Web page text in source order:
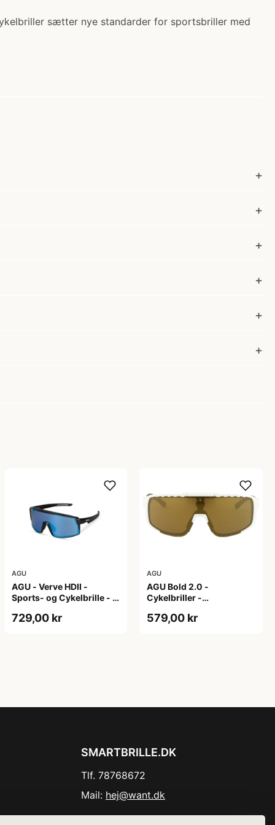
sætter nye standarder for sportsbriller med
AGU
AGU - Verve HDII -
Sports- og Cykelbrille - 3
729,00 kr
AGU
AGU Bold 2.0 -
Cykelbriller -
579,00 kr
SMARTBRILLE.DK
Tlf. 78768672
Mail: hej@want.dk